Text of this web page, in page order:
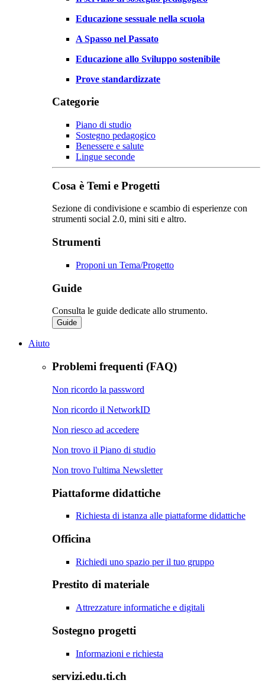
Educazione sessuale nella scuola
A Spasso nel Passato
Educazione allo Sviluppo sostenibile
Prove standardizzate
Categorie
Piano di studio
Sostegno pedagogico
Benessere e salute
Lingue seconde
Cosa è Temi e Progetti
Sezione di condivisione e scambio di esperienze con
strumenti social 2.0, mini siti e altro.
Strumenti
Proponi un Tema/Progetto
Guide
Consulta le guide dedicate allo strumento.
Guide
Aiuto
Problemi frequenti (FAQ)
Non ricordo la password
Non ricordo il NetworkID
Non riesco ad accedere
Non trovo il Piano di studio
Non trovo l'ultima Newsletter
Piattaforme didattiche
Richiesta di istanza alle piattaforme didattiche
Officina
Richiedi uno spazio per il tuo gruppo
Prestito di materiale
Attrezzature informatiche e digitali
Sostegno progetti
Informazioni e richiesta
servizi.edu.ti.ch